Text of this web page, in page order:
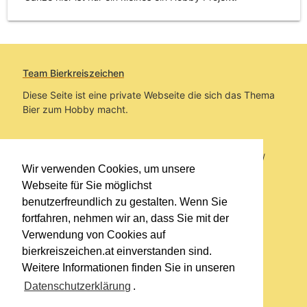
Wir verwenden Cookies, um unsere
Webseite für Sie möglichst
benutzerfreundlich zu gestalten. Wenn Sie
fortfahren, nehmen wir an, dass Sie mit der
Verwendung von Cookies auf
bierkreiszeichen.at einverstanden sind.
Weitere Informationen finden Sie in unseren
Datenschutzerklärung .
Team Bierkreiszeichen
Diese Seite ist eine private Webseite die sich das Thema
Bier zum Hobby macht.
Sie befinden sich auf https://www.bierkreiszeichen.at/
im Pfad:Übers Bier/Bierinfo/
Erstellt: 2026-08-07
Links
Impressum
Datenschutzerklärung